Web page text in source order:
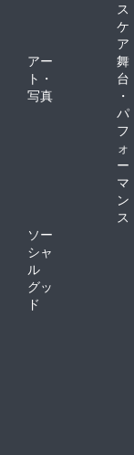
ス
ケ
ア
アー
ト・
写真
舞
台
・
パ
フ
ォ
ー
マ
ン
ス
ソー
シャ
ル
グッ
ド